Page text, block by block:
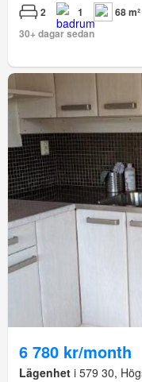
2 1
68 m²
30+ dagar sedan
6 780 kr/month
Lägenhet i 579 30,